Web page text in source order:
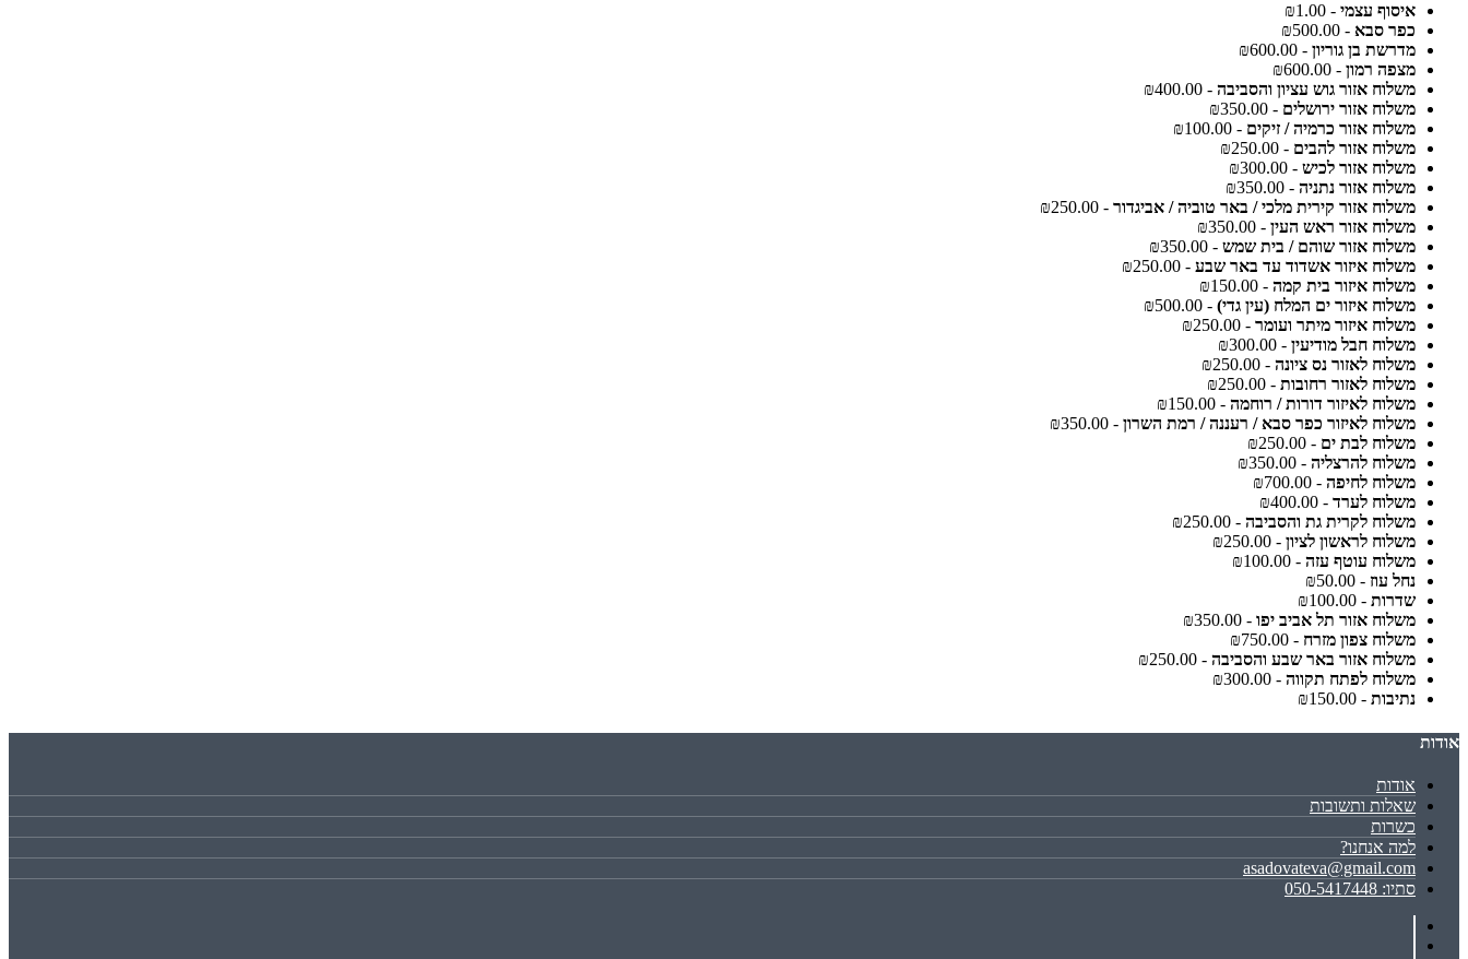
איסוף עצמי - ₪1.00
כפר סבא - ₪500.00
מדרשת בן גוריון - ₪600.00
מצפה רמון - ₪600.00
משלוח אזור גוש עציון והסביבה - ₪400.00
משלוח אזור ירושלים - ₪350.00
משלוח אזור כרמיה / זיקים - ₪100.00
משלוח אזור להבים - ₪250.00
משלוח אזור לכיש - ₪300.00
משלוח אזור נתניה - ₪350.00
משלוח אזור קירית מלכי / באר טוביה / אביגדור - ₪250.00
משלוח אזור ראש העין - ₪350.00
משלוח אזור שוהם / בית שמש - ₪350.00
משלוח איזור אשדוד עד באר שבע - ₪250.00
משלוח איזור בית קמה - ₪150.00
משלוח איזור ים המלח (עין גדי) - ₪500.00
משלוח איזור מיתר ועומר - ₪250.00
משלוח חבל מודיעין - ₪300.00
משלוח לאזור נס ציונה - ₪250.00
משלוח לאזור רחובות - ₪250.00
משלוח לאיזור דורות / רוחמה - ₪150.00
משלוח לאיזור כפר סבא / רעננה / רמת השרון - ₪350.00
משלוח לבת ים - ₪250.00
משלוח להרצליה - ₪350.00
משלוח לחיפה - ₪700.00
משלוח לערד - ₪400.00
משלוח לקרית גת והסביבה - ₪250.00
משלוח לראשון לציון - ₪250.00
משלוח עוטף עזה - ₪100.00
נחל עוז - ₪50.00
שדרות - ₪100.00
משלוח אזור תל אביב יפו - ₪350.00
משלוח צפון מזרח - ₪750.00
משלוח אזור באר שבע והסביבה - ₪250.00
משלוח לפתח תקווה - ₪300.00
נתיבות - ₪150.00
אודות
אודות
שאלות ותשובות
כשרות
למה אנחנו?
asadovateva@gmail.com
סתיו: 050-5417448